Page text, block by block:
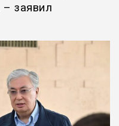
– заявил